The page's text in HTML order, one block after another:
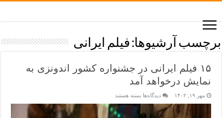
برچسب آرشیوها: فیلم ایرانی
۱۵ فیلم ایرانی در جشنواره کشور اندونزی به
نمایش درخواهد آمد
مهر ۱۹, ۱۴۰۲ دیدگاه‌ها بسته هستند